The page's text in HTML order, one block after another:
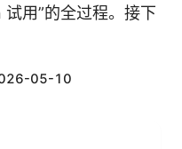
用”的全过程。接下
05-10